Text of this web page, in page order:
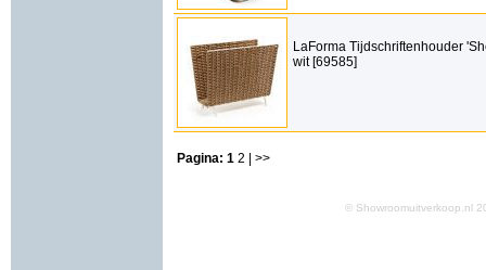
LaForma Tijdschriftenhouder
wit [69585]
Pagina: 1 2 | >>
©